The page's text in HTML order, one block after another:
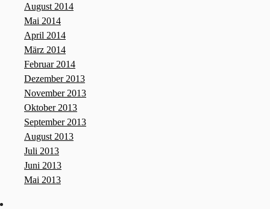
August 2014
Mai 2014
April 2014
März 2014
Februar 2014
Dezember 2013
November 2013
Oktober 2013
September 2013
August 2013
Juli 2013
Juni 2013
Mai 2013